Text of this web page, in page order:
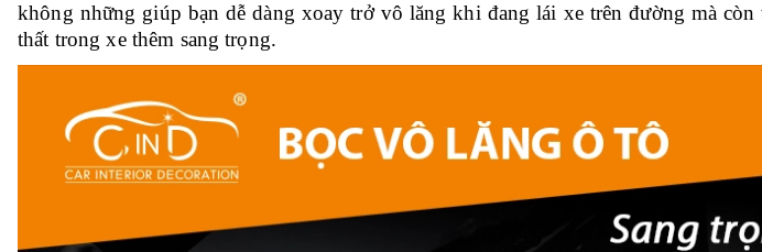
không những giúp bạn dễ dàng xoay trở vô lăng khi đang lái xe trên đường mà
thất trong xe thêm sang trọng.